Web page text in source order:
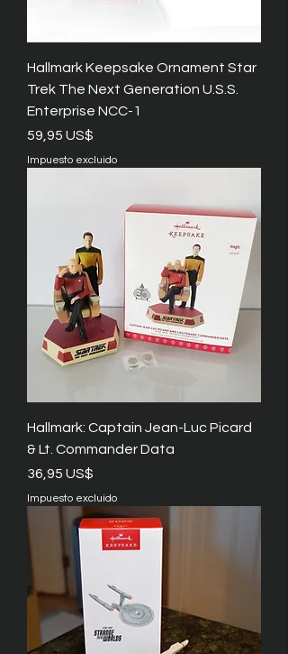
Hallmark Keepsake Ornament Star
Trek The Next Generation U.S.S.
Enterprise NCC-1
Precio
59,95 US$
Impuesto excluido
Hallmark: Captain Jean-Luc Picard
& Lt. Commander Data
Precio
36,95 US$
Impuesto excluido